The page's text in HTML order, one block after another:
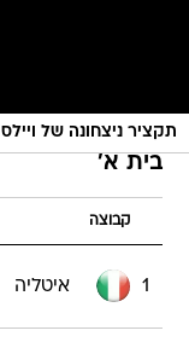
תקציר ניצחונה של ויילס 0:2 על טורקיה בבית א' של היורו
בית א'
קבוצה
1 איטליה